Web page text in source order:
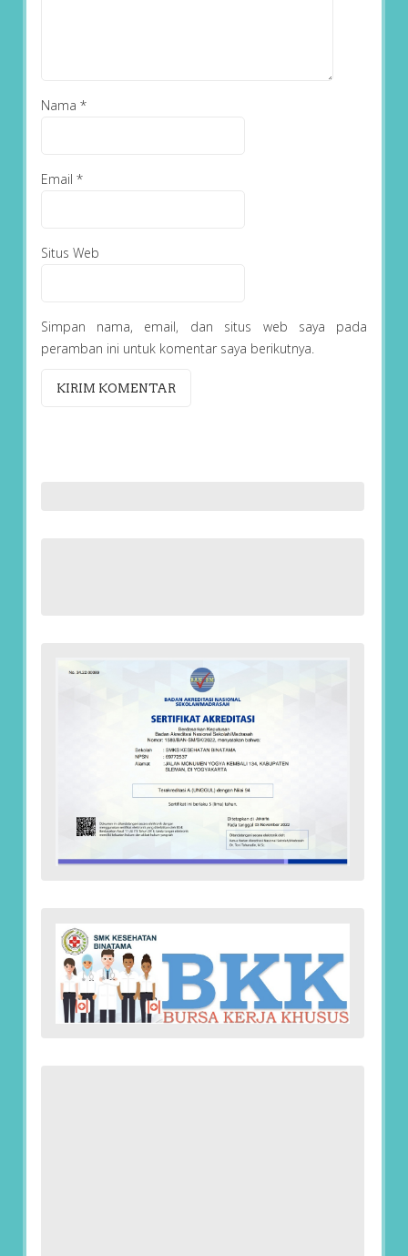
Nama *
Email *
Situs Web
Simpan nama, email, dan situs web saya pada
peramban ini untuk komentar saya berikutnya.